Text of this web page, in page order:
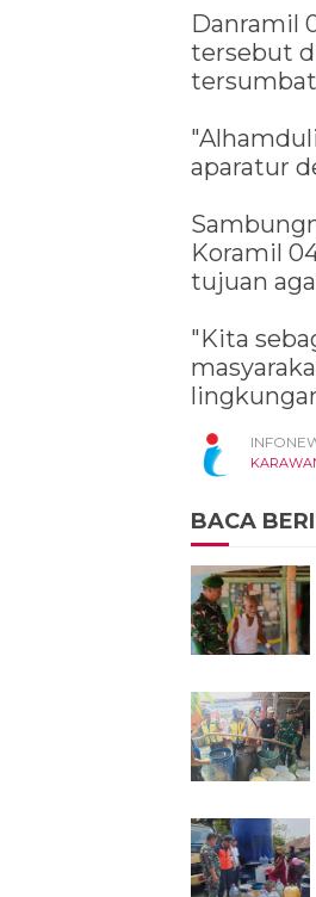
Danramil
tersebut
aparatur
Koramil
tujuan
"Kita
BACA